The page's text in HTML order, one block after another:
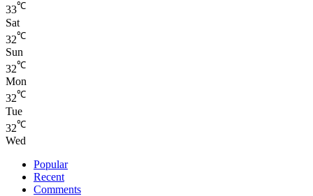
33℃
Sat
32℃
Sun
32℃
Mon
32℃
Tue
32℃
Wed
Popular
Recent
Comments